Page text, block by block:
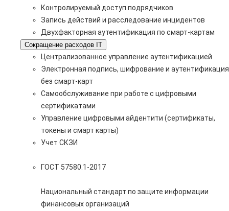
Контролируемый доступ подрядчиков
Запись действий и расследование инцидентов
Двухфакторная аутентификация по смарт-картам
Сокращение расходов IT
Централизованное управление аутентификацией
Электронная подпись, шифрование и аутентификация
без смарт-карт
Самообслуживание при работе с цифровыми
сертификатами
Управление цифровыми айдентити (сертификаты,
токены и смарт карты)
Учет СКЗИ
ГОСТ 57580.1-2017
Национальный стандарт по защите информации
финансовых организаций